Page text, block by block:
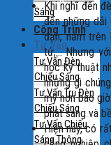
Sáng
Công Trình
Tư Vấn
Tư Vấn Đèn
Chiếu Sáng
Tư Vấn Trụ Đèn
Chiếu Sáng
Tư Vấn Chiếu
Sáng Thông
Khi nghĩ đến
đến những
đạn, nằm trên
tử,… Nhưng
học kỹ thuật
những gì
mỹ hơn bao
phát sáng và
Hiện nay, có